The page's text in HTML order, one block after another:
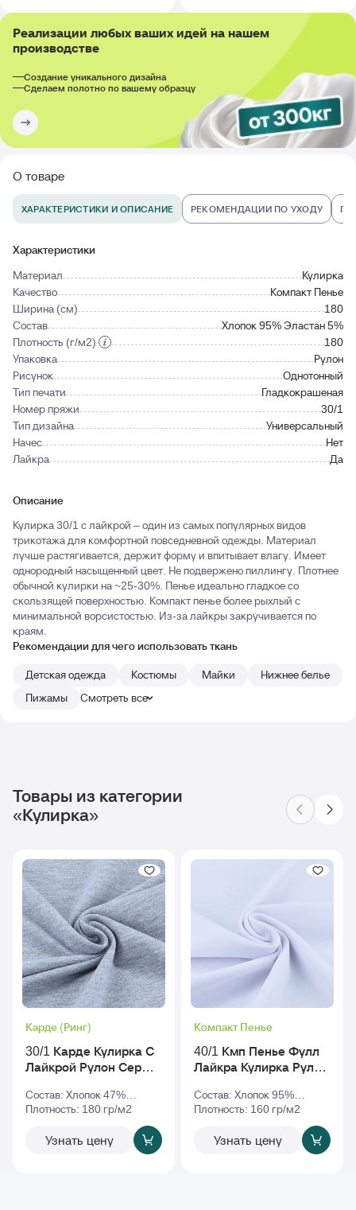
Реализации любых ваших идей на нашем
производстве
Создание уникального дизайна
Сделаем полотно по вашему образцу
О товаре
ХАРАКТЕРИСТИКИ И ОПИСАНИЕ РЕКОМЕНДАЦИИ ПО УХОДУ
Характеристики
Материал
Кулирка
Качество
Компакт Пенье
Ширина (см)
180
Состав
Хлопок 95% Эластан 5%
Плотность (г/м2)
180
Упаковка
Рулон
Рисунок
Однотонный
Тип печати
Гладкокрашеная
Номер пряжи
30/1
Тип дизайна
Универсальный
Начес
Нет
Лайкра
Да
Описание
Кулирка 30/1 с лайкрой – один из самых популярных видов
трикотажа для комфортной повседневной одежды. Материал
лучше растягивается, держит форму и впитывает влагу. Имеет
однородный насыщенный цвет. Не подвержено пиллингу. Плотнее
обычной кулирки на ~25-30%. Пенье идеально гладкое со
скользящей поверхностью. Компакт пенье более рыхлый с
минимальной ворсистостью. Из-за лайкры закручивается по
краям.
Рекомендации для чего использовать ткань
Детская одежда
Костюмы Майки
Нижнее белье
Пижамы
Смотреть все
Товары из категории
«Кулирка»
Карде (Ринг)
30/1 Карде Кулирка С
Лайкрой Рулон Серый-
Состав: Хлопок 47%
Полиэстер 47% Эластан
Плотность: 180 гр/м2
Узнать цену
Компакт Пенье
40/1 Кмп Пенье Фулл
Лайкра Кулирка Рулон
Состав: Хлопок 95%
Эластан 5%
Плотность: 160 гр/м2
Узнать цену